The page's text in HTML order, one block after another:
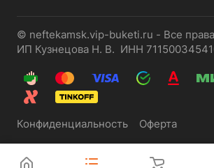
© neftekamsk.vip-buketi.ru - Все
ИП Кузнецова Н. В. ИНН
Конфиденциальность Оферта